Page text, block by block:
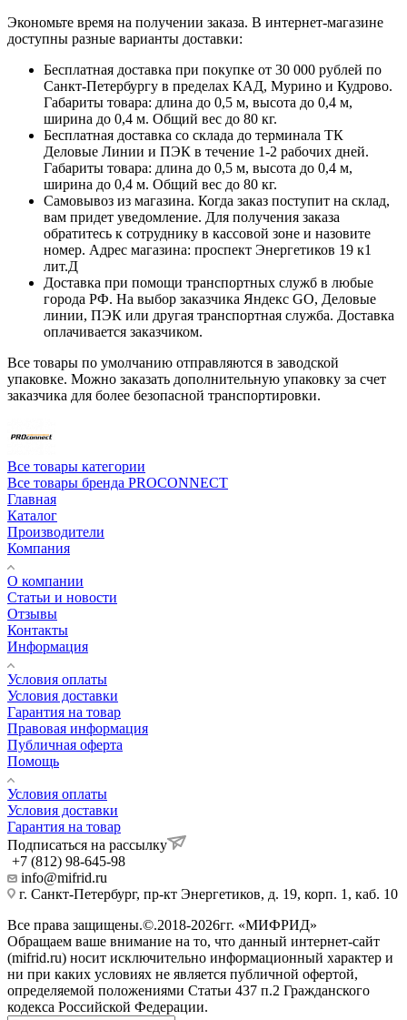
Экономьте время на получении заказа. В интернет-магазине
доступны разные варианты доставки:
Бесплатная доставка при покупке от 30 000 рублей по
Санкт-Петербургу в пределах КАД, Мурино и Кудрово.
Габариты товара: длина до 0,5 м, высота до 0,4 м,
ширина до 0,4 м. Общий вес до 80 кг.
Бесплатная доставка со склада до терминала ТК
Деловые Линии и ПЭК в течение 1-2 рабочих дней.
Габариты товара: длина до 0,5 м, высота до 0,4 м,
ширина до 0,4 м. Общий вес до 80 кг.
Самовывоз из магазина. Когда заказ поступит на склад,
вам придет уведомление. Для получения заказа
обратитесь к сотруднику в кассовой зоне и назовите
номер. Адрес магазина: проспект Энергетиков 19 к1
лит.Д
Доставка при помощи транспортных служб в любые
города РФ. На выбор заказчика Яндекс GO, Деловые
линии, ПЭК или другая транспортная служба. Доставка
оплачивается заказчиком.
Все товары по умолчанию отправляются в заводской
упаковке. Можно заказать дополнительную упаковку за счет
заказчика для более безопасной транспортировки.
Все товары категории
Все товары бренда PROCONNECT
Главная
Каталог
Производители
Компания
О компании
Статьи и новости
Отзывы
Контакты
Информация
Условия оплаты
Условия доставки
Гарантия на товар
Правовая информация
Публичная оферта
Помощь
Условия оплаты
Условия доставки
Гарантия на товар
Подписаться на рассылку
+7 (812) 98-645-98
info@mifrid.ru
г. Санкт-Петербург, пр-кт Энергетиков, д. 19, корп. 1, каб. 10
Все права защищены.©.2018-2026гг. «МИФРИД»
Обращаем ваше внимание на то, что данный интернет-сайт
(mifrid.ru) носит исключительно информационный характер и
ни при каких условиях не является публичной офертой,
определяемой положениями Статьи 437 п.2 Гражданского
кодекса Российской Федерации.